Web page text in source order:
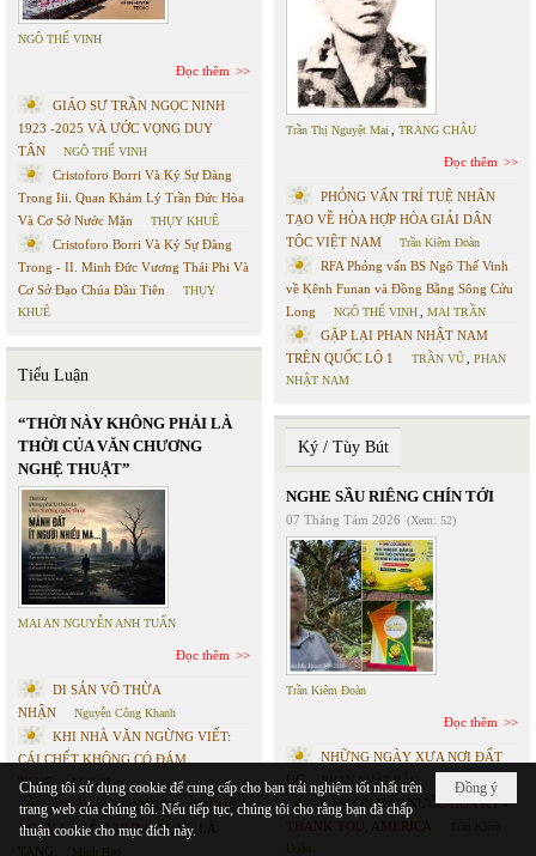
NGÔ THẾ VINH
Đọc thêm
GIÁO SƯ TRẦN NGỌC NINH
1923 -2025 VÀ ƯỚC VỌNG DUY
TÂN
NGÔ THẾ VINH
Cristoforo Borri Và Ký Sự Đàng
Trong Iii. Quan Khám Lý Trần Đức Hòa
Và Cơ Sở Nước Mặn
THỤY KHUÊ
Cristoforo Borri Và Ký Sự Đàng
Trong - II. Minh Đức Vương Thái Phi Và
Cơ Sở Đạo Chúa Đầu Tiên
THỤY
KHUÊ
Tiểu Luận
“THỜI NÀY KHÔNG PHẢI LÀ
THỜI CỦA VĂN CHƯƠNG
NGHỆ THUẬT”
MAI AN NGUYỄN ANH TUẤN
Đọc thêm
DI SẢN VÔ THỪA
NHẬN
Nguyễn Công Khanh
KHI NHÀ VĂN NGỪNG VIẾT:
CÁI CHẾT KHÔNG CÓ ĐÁM
TANG
Minh Hạo
Việt Nam- THÁNG TƯ: KHI MỘT
NGÀY LÀ LỄ, NHƯNG CŨNG LÀ
Trần Thị Nguyệt Mai TRANG CHÂU
Đọc thêm
PHỎNG VẤN TRÍ TUỆ NHÂN
TẠO VỀ HÒA HỢP HÒA GIẢI DÂN
TỘC VIỆT NAM
Trần Kiêm Đoàn
RFA Phỏng vấn BS Ngô Thế Vinh
về Kênh Funan và Đồng Bằng Sông Cửu
Long
NGÔ THẾ VINH MAI TRẦN
GẶP LẠI PHAN NHẬT NAM
TRÊN QUỐC LỘ 1
TRẦN VŨ
PHAN
NHẬT NAM
Ký / Tùy Bút
NGHE SẦU RIÊNG CHÍN TỚI
07 Tháng Tám 2026 (Xem: 52)
Trần Kiêm Đoàn
Đọc thêm
NHỮNG NGÀY XƯA NƠI ĐẤT
ÚC
PHAN NHẬT BẮC
CÁM ƠN ĐẤT NƯỚC HOA KỲ -
THANK YOU, AMERICA
Đồng ý
Chúng tôi sử dụng cookie để cung cấp cho bạn trải nghiệm tốt nhất trên
trang web của chúng tôi. Nếu tiếp tục, chúng tôi cho rằng bạn đã chấp
thuận cookie cho mục đích này.